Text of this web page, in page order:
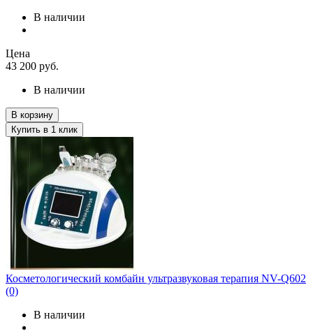
В наличии
Цена
43 200 руб.
В наличии
В корзину
Купить в 1 клик
Косметологический комбайн ультразвуковая терапия NV-Q602
(0)
В наличии